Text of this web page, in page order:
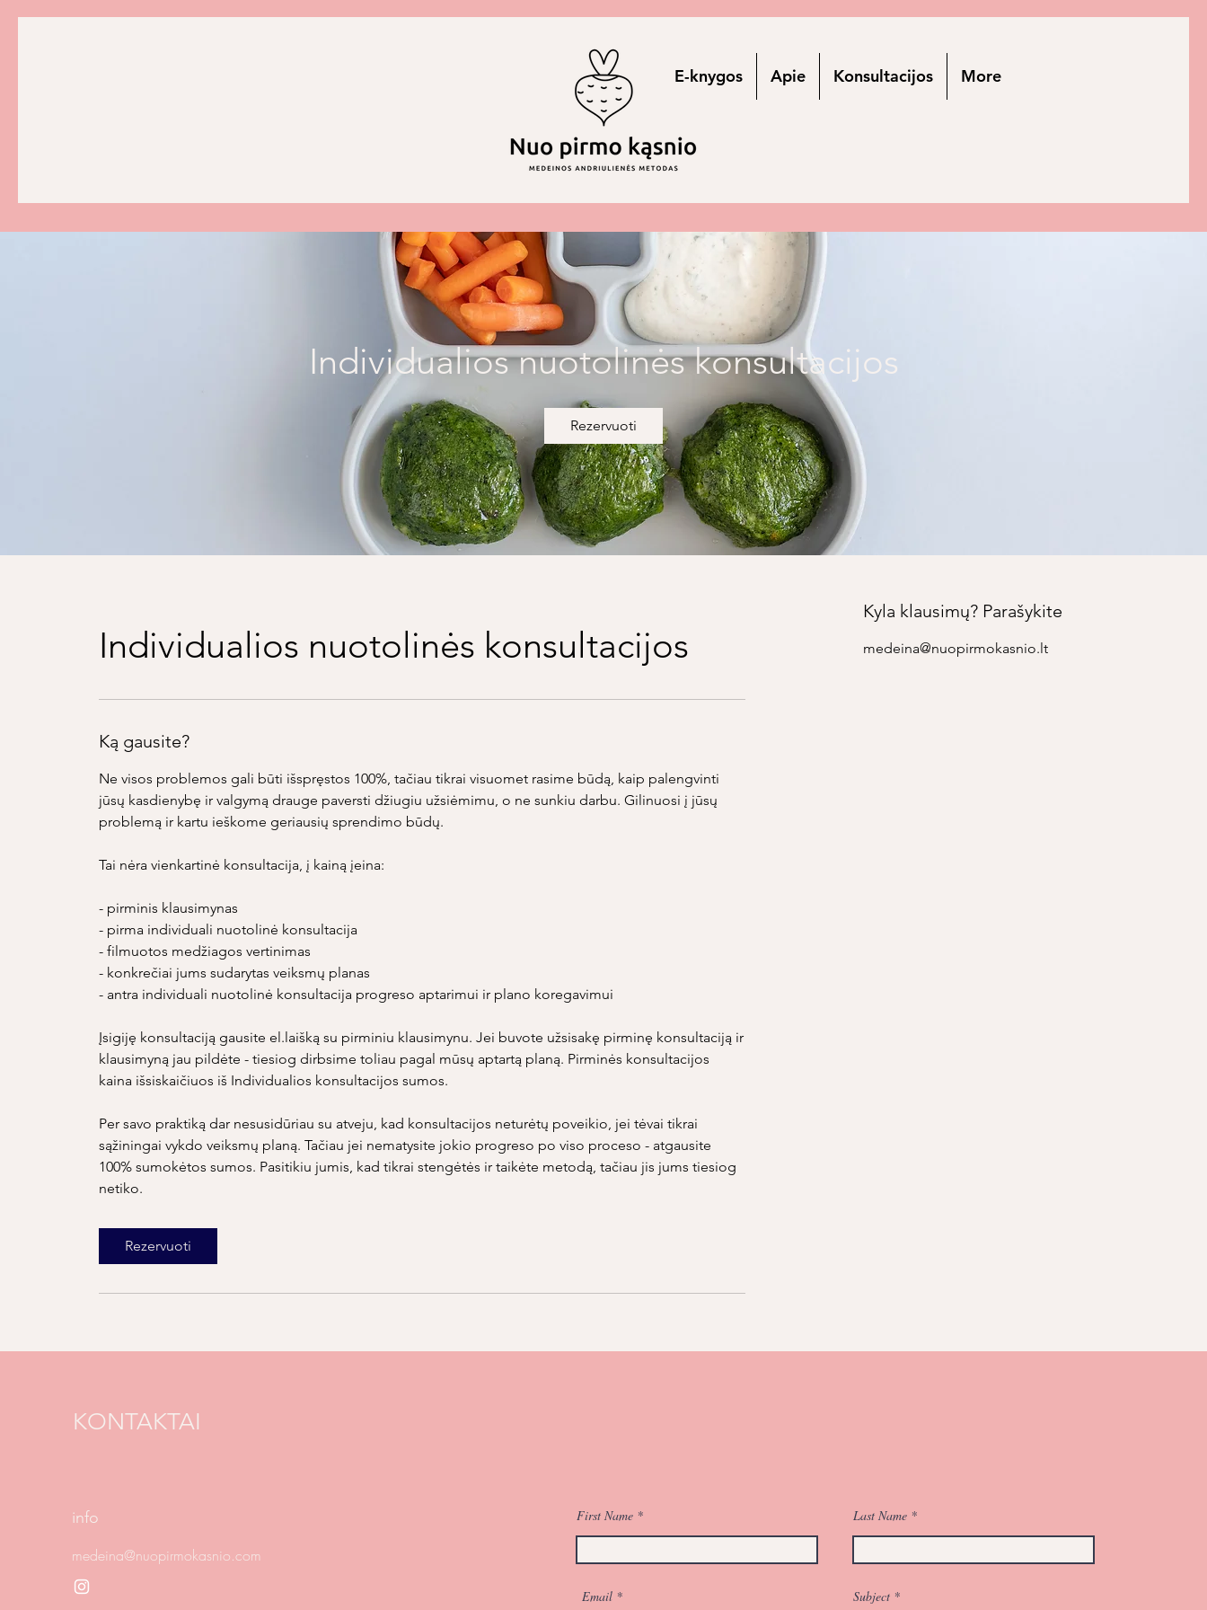
E-knygos Apie Konsultacijos More
Individualios nuotolinės konsultacijos
Rezervuoti
Individualios nuotolinės konsultacijos
Ką gausite?
Ne visos problemos gali būti išspręstos 100%, tačiau tikrai visuomet rasime būdą, kaip palengvinti
jūsų kasdienybę ir valgymą drauge paversti džiugiu užsiėmimu, o ne sunkiu darbu. Gilinuosi į jūsų
problemą ir kartu ieškome geriausių sprendimo būdų.
Tai nėra vienkartinė konsultacija, į kainą įeina:
- pirminis klausimynas
- pirma individuali nuotolinė konsultacija
- filmuotos medžiagos vertinimas
- konkrečiai jums sudarytas veiksmų planas
- antra individuali nuotolinė konsultacija progreso aptarimui ir plano koregavimui
Įsigiję konsultaciją gausite el.laišką su pirminiu klausimynu. Jei buvote užsisakę pirminę konsultaciją ir
klausimyną jau pildėte - tiesiog dirbsime toliau pagal mūsų aptartą planą. Pirminės konsultacijos
kaina išsiskaičiuos iš Individualios konsultacijos sumos.
Per savo praktiką dar nesusidūriau su atveju, kad konsultacijos neturėtų poveikio, jei tėvai tikrai
sąžiningai vykdo veiksmų planą. Tačiau jei nematysite jokio progreso po viso proceso - atgausite
100% sumokėtos sumos. Pasitikiu jumis, kad tikrai stengėtės ir taikėte metodą, tačiau jis jums tiesiog
netiko.
Rezervuoti
Kyla klausimų? Parašykite
medeina@nuopirmokasnio.lt
KONTAKTAI
info
medeina@nuopirmokasnio.com
First Name
Email
Last Name
Subject